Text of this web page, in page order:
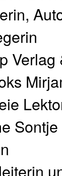
Verlag
Sontje